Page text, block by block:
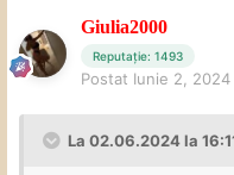
Actiunea a debutat cu
mea, ea tinea buzele
intr-o postare. Dupa un
(pentru cei ce nu stiu
Giulia2000
Reputație: 1493
Postat Iunie 2, 2024
La 02.06.2024 la